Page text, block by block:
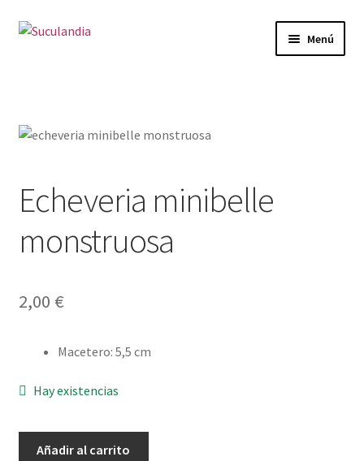
Ir
Ir
Menú
Carrito
Finalizar compra
Envío y Devoluciones
Echeveria minibelle
monstruosa
2,00 €
Macetero: 5,5 cm
Hay existencias
Añadir al carrito